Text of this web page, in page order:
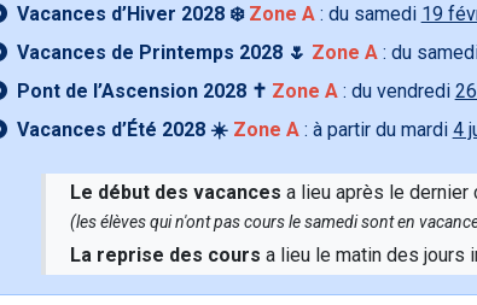
Vacances d’Hiver 2028 ❄️ Zone A: du samedi 19
Vacances de Printemps 2028 🌷 Zone A: du
Pont de l’Ascension 2028 ✝️ Zone A: du vendredi
Vacances d’Été 2028 ☀️ Zone A: à partir du mardi 4
Le début des vacances a lieu après le dernier
(les élèves qui n'ont pas cours le samedi sont en
La reprise des cours a lieu le matin des jours